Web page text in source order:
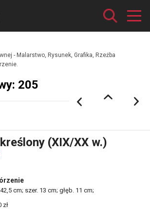
- Malarstwo, Rysunek, Grafika, Rzeźba
205
(XIX/XX w.)
cm; szer. 13 cm; głęb. 11 cm;
zł